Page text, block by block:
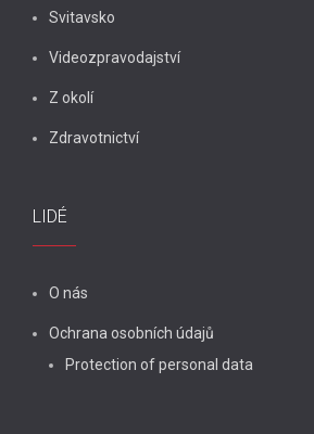
Svitavsko
Videozpravodajství
Z okolí
Zdravotnictví
LIDÉ
O nás
Ochrana osobních údajů
Protection of personal data